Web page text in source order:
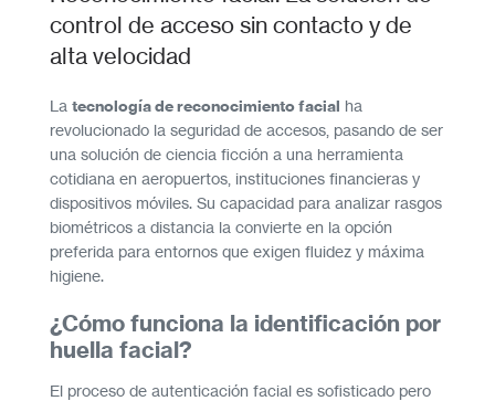
control de acceso sin contacto y de
alta velocidad
La tecnología de reconocimiento facial ha
revolucionado la seguridad de accesos, pasando de ser
una solución de ciencia ficción a una herramienta
cotidiana en aeropuertos, instituciones financieras y
dispositivos móviles. Su capacidad para analizar rasgos
biométricos a distancia la convierte en la opción
preferida para entornos que exigen fluidez y máxima
higiene.
¿Cómo funciona la identificación por
huella facial?
El proceso de autenticación facial es sofisticado pero